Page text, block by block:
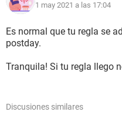
1 may 2021 a las 17:04
Es normal que tu regla se
postday.
Tranquila! Si tu regla llego
Discusiones similares